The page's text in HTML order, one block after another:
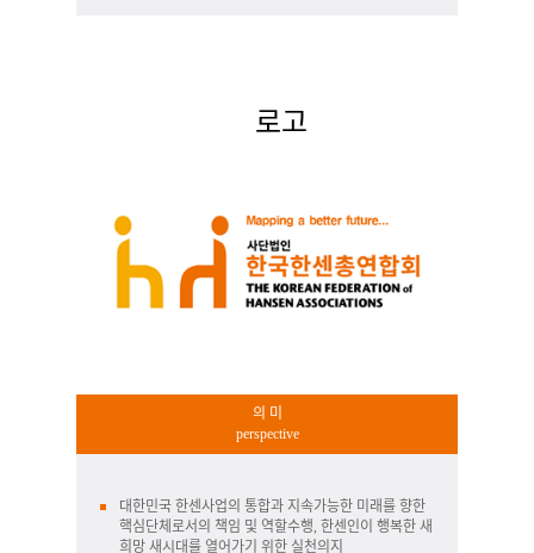
로고
의 미
perspective
대한민국 한센사업의 통합과 지속가능한 미래를 향한
핵심단체로서의 책임 및 역할수행, 한센인이 행복한 새
희망 새시대를 열어 가기 위한 실천의지